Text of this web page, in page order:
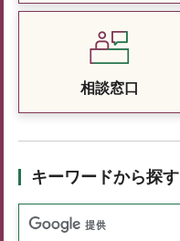
相談窓口
キーワードから探す